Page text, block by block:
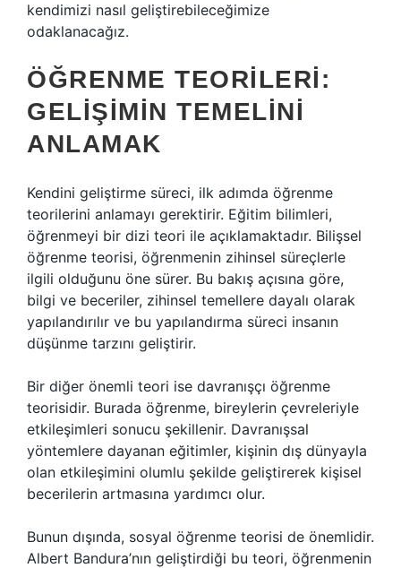
kendimizi nasıl geliştirebileceğimize
odaklanacağız.
ÖĞRENME TEORILERI:
GELIŞIMIN TEMELINI
ANLAMAK
Kendini geliştirme süreci, ilk adımda öğrenme
teorilerini anlamayı gerektirir. Eğitim bilimleri,
öğrenmeyi bir dizi teori ile açıklamaktadır. Bilişsel
öğrenme teorisi, öğrenmenin zihinsel süreçlerle
ilgili olduğunu öne sürer. Bu bakış açısına göre,
bilgi ve beceriler, zihinsel temellere dayalı olarak
yapılandırılır ve bu yapılandırma süreci insanın
düşünme tarzını geliştirir.
Bir diğer önemli teori ise davranışçı öğrenme
teorisidir. Burada öğrenme, bireylerin çevreleriyle
etkileşimleri sonucu şekillenir. Davranışsal
yöntemlere dayanan eğitimler, kişinin dış dünyayla
olan etkileşimini olumlu şekilde geliştirerek kişisel
becerilerin artmasına yardımcı olur.
Bunun dışında, sosyal öğrenme teorisi de önemlidir.
Albert Bandura’nın geliştirdiği bu teori, öğrenmenin